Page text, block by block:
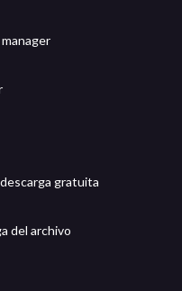
gratuita
del archivo